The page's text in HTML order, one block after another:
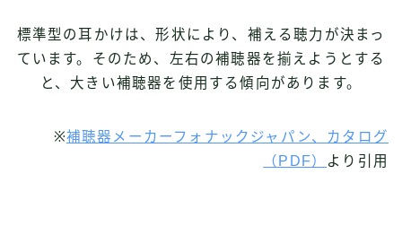
標準型の耳かけは、形状により、補える聴力が決まっ
ています。そのため、左右の補聴器を揃えようとする
と、大きい補聴器を使用する傾向があります。
※補聴器メーカーフォナックジャパン、カタログ
（PDF）
より引用